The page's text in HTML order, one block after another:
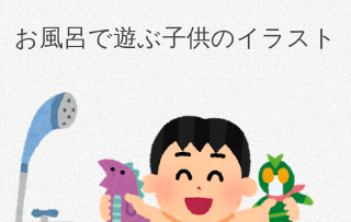
お風呂で遊ぶ子供のイラスト